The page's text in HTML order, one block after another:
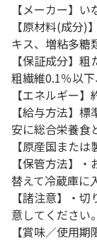
【メーカー】
【原材料(成分)
キス、増粘多糖
【保証成分】
粗繊維0.1％以
【エネルギー
【給与方法】
安に総合栄養食
【原産国また
【保管方法】
替えて冷蔵庫に
【諸注意】・
意してください。
【賞味／使用